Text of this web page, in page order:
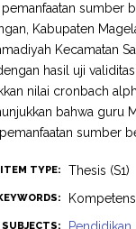
sumber
Kabupaten
Kecamatan
hasil uji
nilai cronbach
bahwa guru
sumber
ITEM TYPE: Thesis (S1)
SUBJECTS: